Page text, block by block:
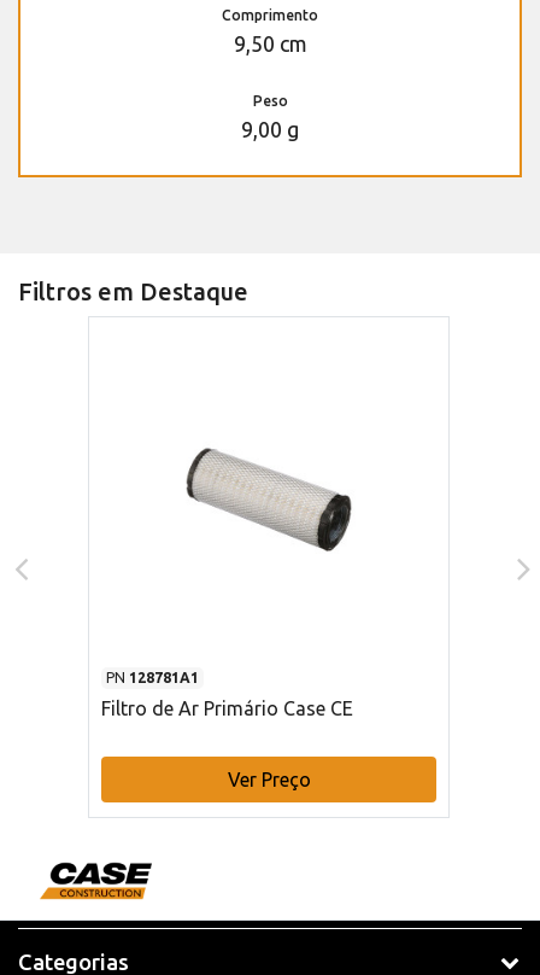
Comprimento
9,50 cm
Peso
9,00 g
Filtros em Destaque
PN 128781A1
Filtro de Ar Primário Case CE
Ver Preço
Categorias